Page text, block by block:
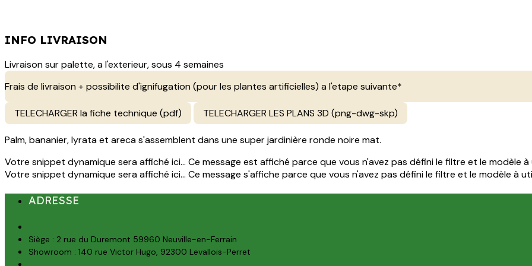
INFO LIVRAISON
Livraison sur palette, a l'exterieur, sous 4 semaines
Frais de livraison + possibilite d'ignifugation (pour les plantes artificielles) a l'etape suivante*
TELECHARGER la fiche technique (pdf) TELECHARGER LES PLANS 3D (png-dwg-skp)
Palm, bananier, lyrata et areca s'assemblent dans une super jardinière ronde noire mat.
Votre snippet dynamique sera affiché ici... Ce message est affiché parce que vous n'avez pas défini le filtre et le modèle à
Votre snippet dynamique sera affiché ici... Ce message s'affiche parce que vous n'avez pas défini le filtre et le modèle à
ADRESSE
Siège : 2 rue du Duremont 59960 Neuville-en-Ferrain
Showroom : 140 rue Victor Hugo, 92300 Levallois-Perret